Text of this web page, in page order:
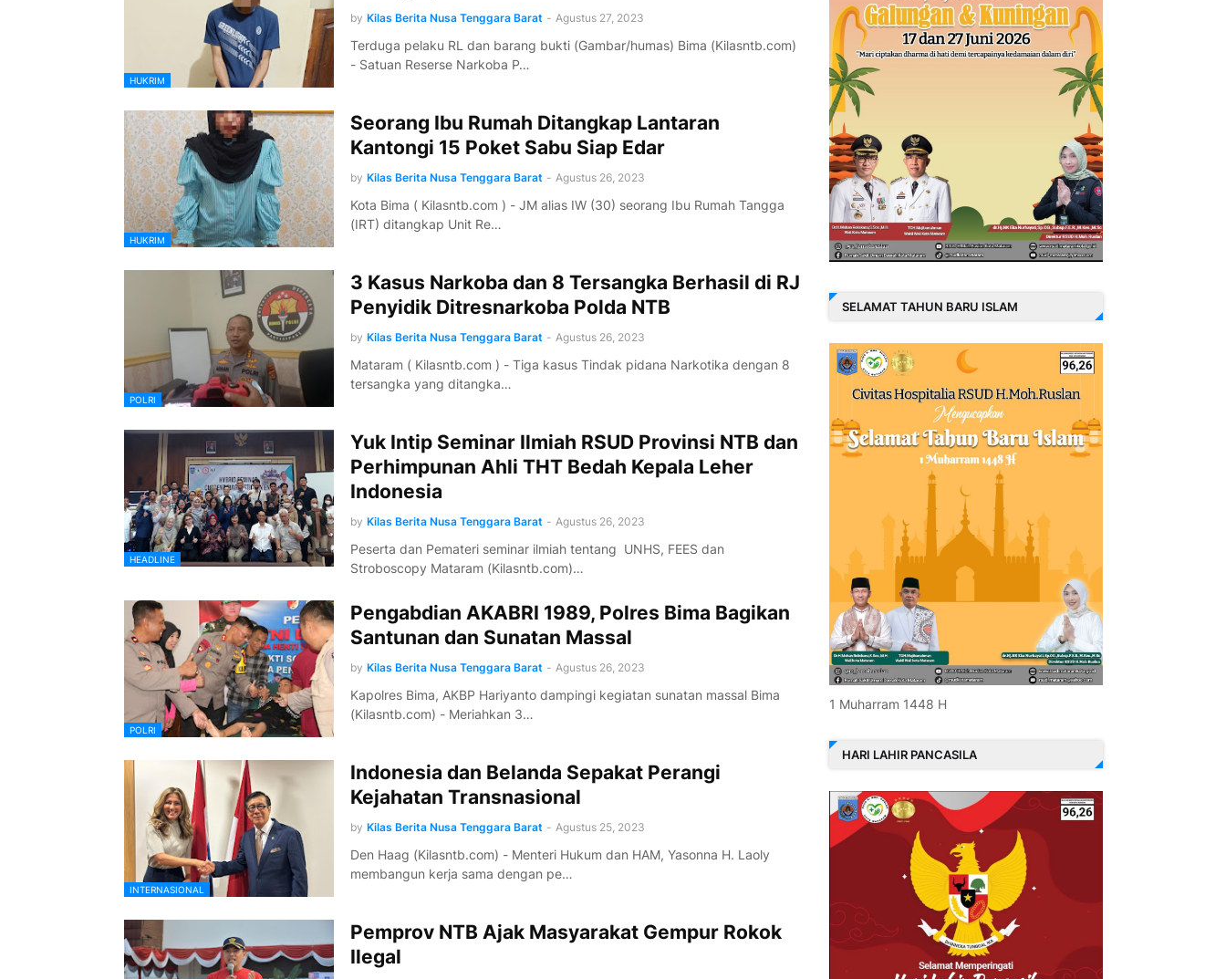
HUKRIM
by Kilas Berita Nusa Tenggara Barat - Agustus 27, 2023
Terduga pelaku RL dan barang bukti (Gambar/humas) Bima (Kilasntb.com)
- Satuan Reserse Narkoba P…
HUKRIM
Seorang Ibu Rumah Ditangkap Lantaran
Kantongi 15 Poket Sabu Siap Edar
by Kilas Berita Nusa Tenggara Barat - Agustus 26, 2023
Kota Bima ( Kilasntb.com ) - JM alias IW (30) seorang Ibu Rumah Tangga
(IRT) ditangkap Unit Re…
POLRI
3 Kasus Narkoba dan 8 Tersangka Berhasil di RJ
Penyidik Ditresnarkoba Polda NTB
by Kilas Berita Nusa Tenggara Barat - Agustus 26, 2023
Mataram ( Kilasntb.com ) - Tiga kasus Tindak pidana Narkotika dengan 8
tersangka yang ditangka…
HEADLINE
Yuk Intip Seminar Ilmiah RSUD Provinsi NTB dan
Perhimpunan Ahli THT Bedah Kepala Leher
Indonesia
by Kilas Berita Nusa Tenggara Barat - Agustus 26, 2023
Peserta dan Pemateri seminar ilmiah tentang UNHS, FEES dan
Stroboscopy Mataram (Kilasntb.com)…
POLRI
Pengabdian AKABRI 1989, Polres Bima Bagikan
Santunan dan Sunatan Massal
by Kilas Berita Nusa Tenggara Barat - Agustus 26, 2023
Kapolres Bima, AKBP Hariyanto dampingi kegiatan sunatan massal Bima
(Kilasntb.com) - Meriahkan 3…
INTERNASIONAL
Indonesia dan Belanda Sepakat Perangi
Kejahatan Transnasional
by Kilas Berita Nusa Tenggara Barat - Agustus 25, 2023
Den Haag (Kilasntb.com) - Menteri Hukum dan HAM, Yasonna H. Laoly
membangun kerja sama dengan pe…
Pemprov NTB Ajak Masyarakat Gempur Rokok
Ilegal
SELAMAT TAHUN BARU ISLAM
1 Muharram 1448 H
HARI LAHIR PANCASILA